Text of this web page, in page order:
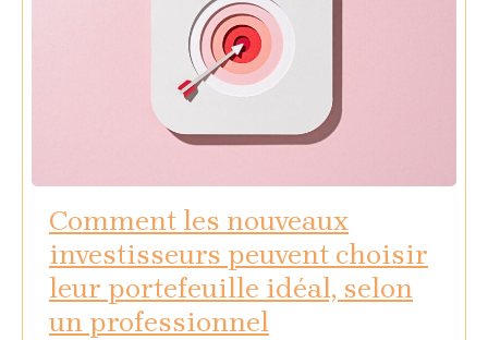
Comment les nouveaux
investisseurs peuvent choisir
leur portefeuille idéal, selon
un professionnel